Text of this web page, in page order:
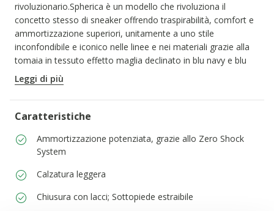
rivoluzionario.Spherica è un modello che rivoluziona il
concetto stesso di sneaker offrendo traspirabilità, comfort e
ammortizzazione superiori, unitamente a uno stile
inconfondibile e iconico nelle linee e nei materiali grazie alla
tomaia in tessuto effetto maglia declinato in blu navy e blu
denim.
CODICE PRODOTTO:
Leggi di più
Caratteristiche
Ammortizzazione potenziata, grazie allo Zero Shock
System
Calzatura leggera
Chiusura con lacci; Sottopiede estraibile